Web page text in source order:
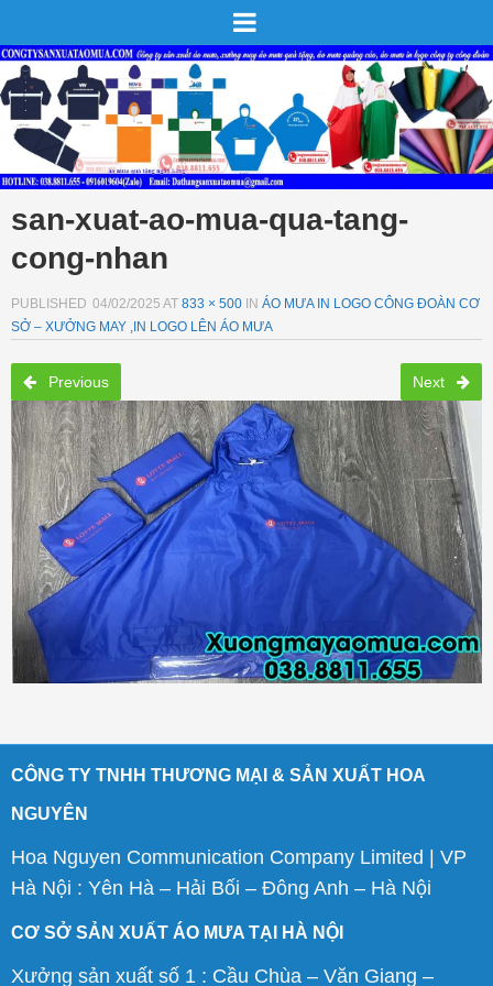
san-xuat-ao-mua-qua-tang-
cong-nhan
PUBLISHED 04/02/2025 AT 833 × 500 IN ÁO MƯA IN LOGO CÔNG ĐOÀN CƠ
SỞ – XƯỞNG MAY ,IN LOGO LÊN ÁO MƯA
Previous Next
CÔNG TY TNHH THƯƠNG MẠI & SẢN XUẤT HOA
NGUYÊN
Hoa Nguyen Communication Company Limited | VP
Hà Nội : Yên Hà – Hải Bối – Đông Anh – Hà Nội
CƠ SỞ SẢN XUẤT ÁO MƯA TẠI HÀ NỘI
Xưởng sản xuất số 1 : Cầu Chùa – Văn Giang –